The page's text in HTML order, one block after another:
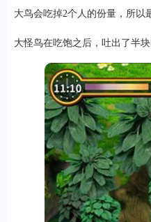
大鸟会吃掉2个人的份量，所以
大怪鸟在吃饱之后，吐出了半